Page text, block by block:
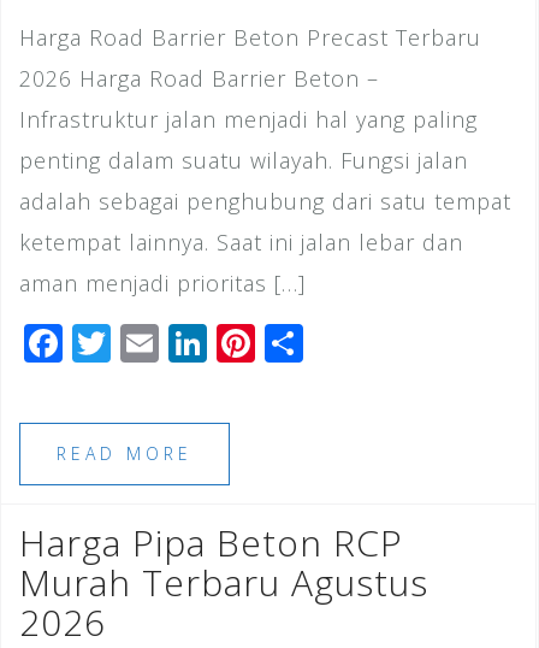
Harga Road Barrier Beton Precast Terbaru
2026 Harga Road Barrier Beton –
Infrastruktur jalan menjadi hal yang paling
penting dalam suatu wilayah. Fungsi jalan
adalah sebagai penghubung dari satu tempat
ketempat lainnya. Saat ini jalan lebar dan
aman menjadi prioritas […]
F
c
e
b
o
o
k
T
tt
e
r
E
ai
l
Li
k
dI
n
Pi
st
READ MORE
Harga Pipa Beton RCP
Murah Terbaru Agustus
2026